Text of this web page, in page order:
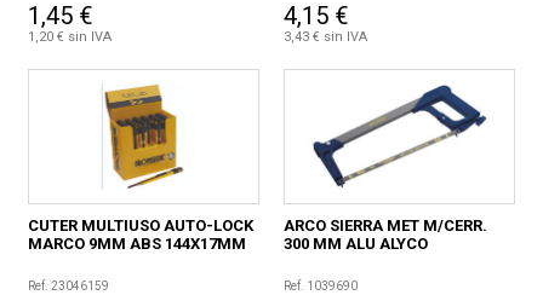
1,45 €
1,20 € sin IVA
4,15 €
3,43 € sin IVA
CUTER MULTIUSO AUTO-LOCK
MARCO 9MM ABS 144X17MM
Ref. 23046159
ARCO SIERRA MET M/CERR.
300 MM ALU ALYCO
Ref. 1039690